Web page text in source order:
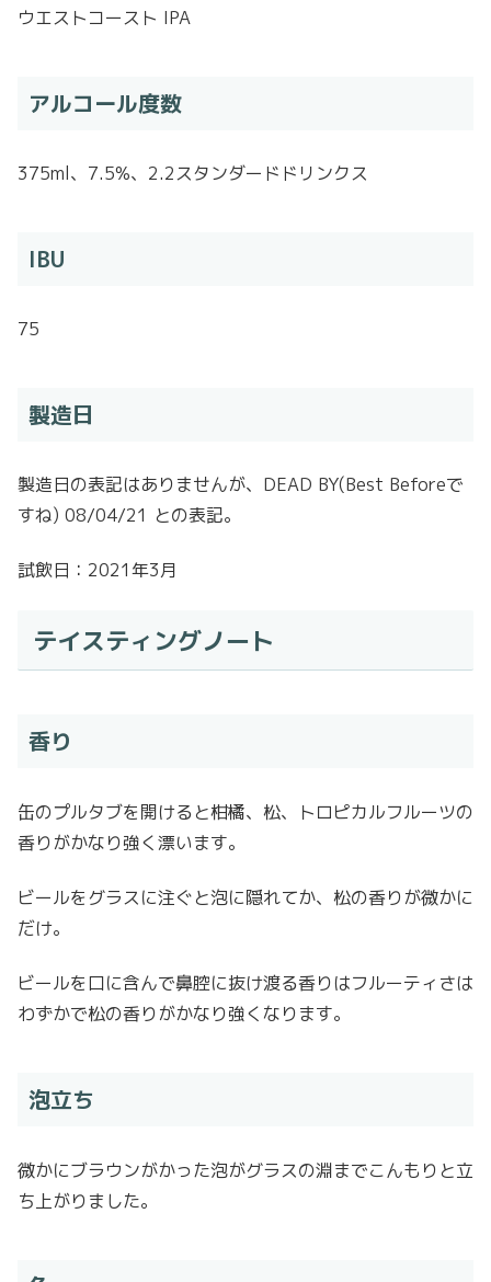
ウエストコースト IPA
アルコール度数
375ml、7.5%、2.2スタンダードドリンクス
IBU
75
製造日
製造日の表記はありませんが、DEAD BY(Best Beforeで
すね) 08/04/21 との表記。
試飲日：2021年3月
テイスティングノート
香り
缶のプルタブを開けると柑橘、松、トロピカルフルーツの
香りがかなり強く漂います。
ビールをグラスに注ぐと泡に隠れてか、松の香りが微かに
だけ。
ビールを口に含んで鼻腔に抜け渡る香りはフルーティさは
わずかで松の香りがかなり強くなります。
泡立ち
微かにブラウンがかった泡がグラスの淵までこんもりと立
ち上がりました。